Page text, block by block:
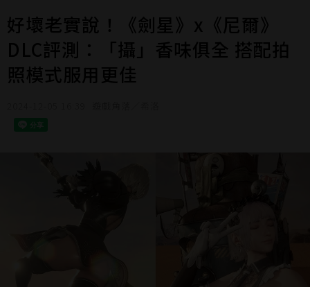
好壞老實說！《劍星》x《尼爾》
DLC評測：「攝」香味俱全 搭配拍
照模式服用更佳